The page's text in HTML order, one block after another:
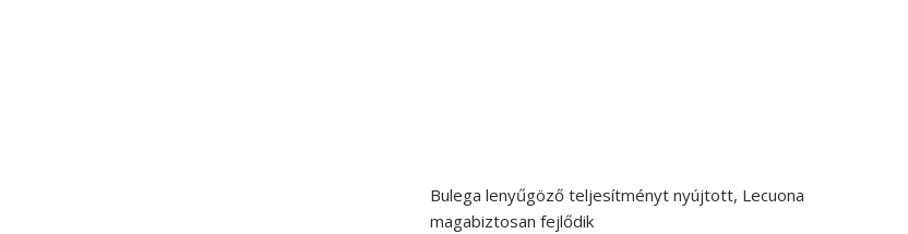
Bulega lenyűgöző teljesítményt nyújtott, Lecuona
magabiztosan fejlődik